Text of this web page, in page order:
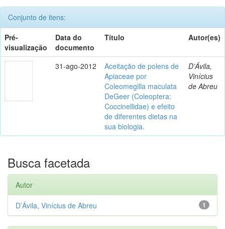
Conjunto de itens:
Pré-
visualização
Data do
documento
Título Autor(es)
31-ago-2012
Aceitação de polens de
Apiaceae por
Coleomegilla maculata
DeGeer (Coleoptera:
Coccinellidae) e efeito
de diferentes dietas na
sua biologia.
D’Ávila,
Vinícius
de Abreu
Busca facetada
Autor
1
D’Ávila, Vinícius de Abreu